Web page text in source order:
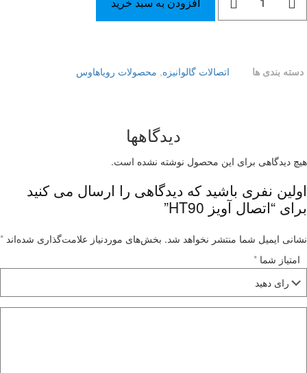
دسته بندی ها اتصالات گالوانیزه, محصولات رویاهاوس
دیدگاهها
هیچ دیدگاهی برای این محصول نوشته نشده است.
اولین نفری باشید که دیدگاهی را ارسال می کنید
برای “اتصال آویز HT90”
نشانی ایمیل شما منتشر نخواهد شد. بخش‌های موردنیاز علامت‌گذاری شده‌اند *
امتیاز شما *